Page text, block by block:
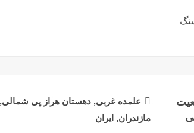
علمده غربی, دهستان هراز پی
مازندران, ایران